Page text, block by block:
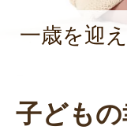
一歳を迎
子ども